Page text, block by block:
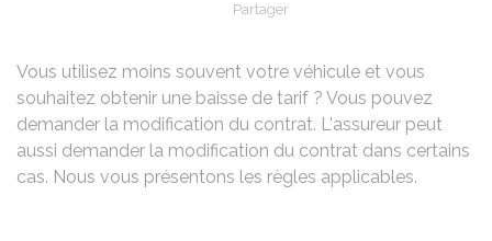
Partager
Vous utilisez moins souvent votre véhicule et vous
souhaitez obtenir une baisse de tarif ? Vous pouvez
demander la modification du contrat. L'assureur peut
aussi demander la modification du contrat dans certains
cas. Nous vous présentons les règles applicables.